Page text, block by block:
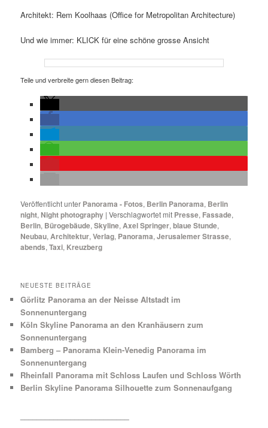
Architekt: Rem Koolhaas (Office for Metropolitan Architecture)
Und wie immer: KLICK für eine schöne grosse Ansicht
Teile und verbreite gern diesen Beitrag:
Veröffentlicht unter Panorama - Fotos, Berlin Panorama, Berlin
night, Night photography |Verschlagwortet mit Presse, Fassade,
Berlin, Bürogebäude,Skyline, Axel Springer,blaue Stunde,
Neubau, Architektur,Verlag, Panorama,Jerusalemer Strasse,
abends,Taxi, Kreuzberg
NEUESTE BEITRÄGE
Görlitz Panorama an der Neisse Altstadt im
Sonnenuntergang
Köln Skyline Panorama an den Kranhäusern zum
Sonnenuntergang
Bamberg – Panorama Klein-Venedig Panorama im
Sonnenuntergang
Rheinfall Panorama mit Schloss Laufen und Schloss Wörth
Berlin Skyline Panorama Silhouette zum Sonnenaufgang